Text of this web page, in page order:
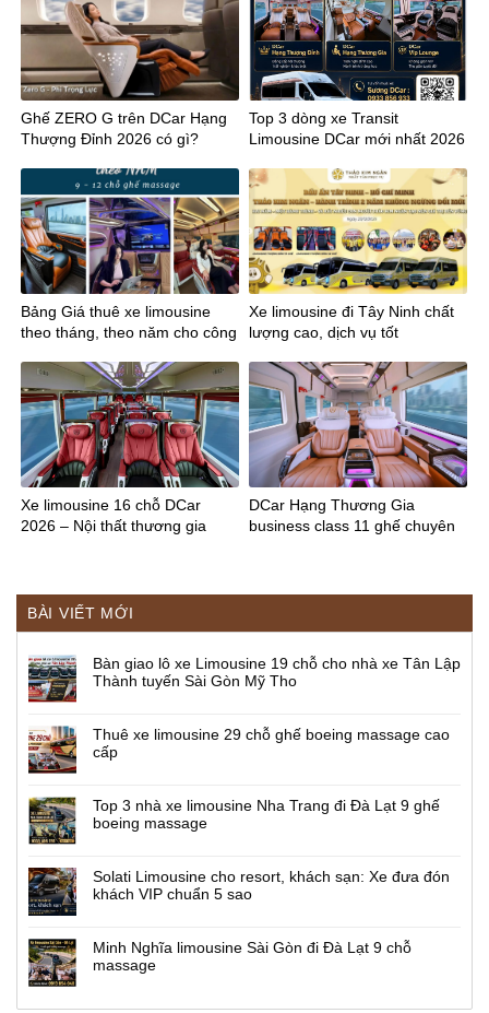
BÀI VIẾT MỚI
Bàn giao lô xe Limousine 19 chỗ cho nhà xe Tân Lập
Thành tuyến Sài Gòn Mỹ Tho
Thuê xe limousine 29 chỗ ghế boeing massage cao
cấp
Top 3 nhà xe limousine Nha Trang đi Đà Lạt 9 ghế
boeing massage
Solati Limousine cho resort, khách sạn: Xe đưa đón
khách VIP chuẩn 5 sao
Minh Nghĩa limousine Sài Gòn đi Đà Lạt 9 chỗ
massage
Ghế ZERO G trên DCar Hạng
Thượng Đỉnh 2026 có gì?
Top 3 dòng xe Transit
Limousine DCar mới nhất 2026
Bảng Giá thuê xe limousine
theo tháng, theo năm cho công
Xe limousine đi Tây Ninh chất
lượng cao, dịch vụ tốt
Xe limousine 16 chỗ DCar
2026 – Nội thất thương gia
DCar Hạng Thương Gia
business class 11 ghế chuyên